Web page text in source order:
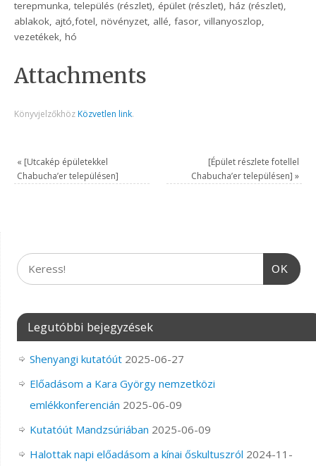
terepmunka, település (részlet), épület (részlet), ház (részlet),
ablakok, ajtó,fotel, növényzet, allé, fasor, villanyoszlop,
vezetékek, hó
Attachments
Könyvjelzőkhöz Közvetlen link.
« [Utcakép épületekkel
Chabucha’er településen]
[Épület részlete fotellel
Chabucha’er településen] »
OK
Legutóbbi bejegyzések
Shenyangi kutatóút 2025-06-27
Előadásom a Kara György nemzetközi
emlékkonferencián 2025-06-09
Kutatóút Mandzsúriában 2025-06-09
Halottak napi előadásom a kínai őskultuszról 2024-11-